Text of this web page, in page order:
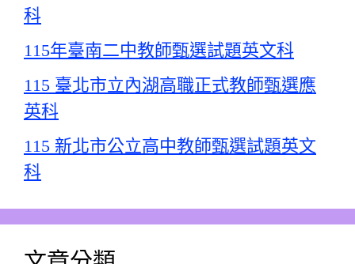
科
115年臺南二中教師甄選試題英文科
115 臺北市立內湖高職正式教師甄選應
英科
115 新北市公立高中教師甄選試題英文
科